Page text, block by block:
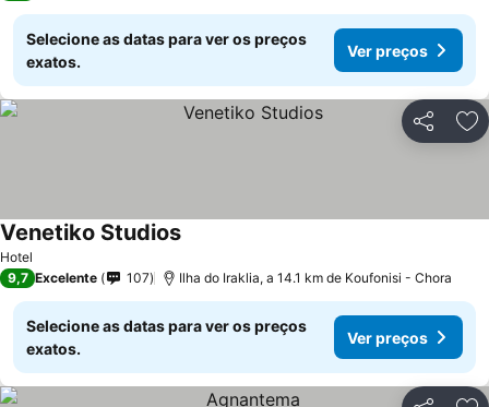
Selecione as datas para ver os preços
exatos.
Ver preços
Partilhar
Hotel
Venetiko Studios
9,7 Excelente 107 Ilha do Iraklia, a 14.1 km de Koufonisi - Chora
Selecione as datas para ver os preços
exatos.
Ver preços